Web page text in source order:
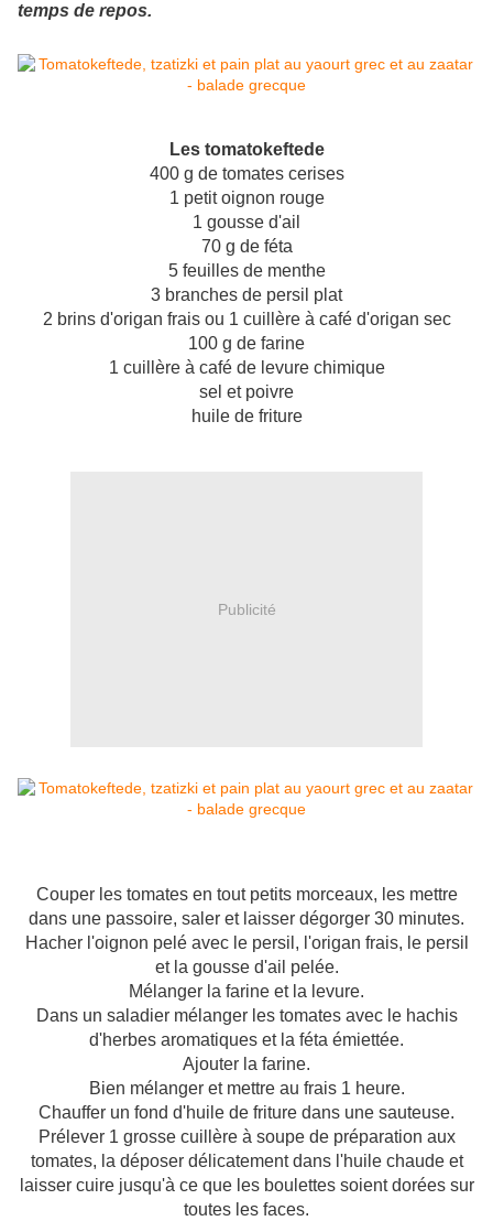
temps de repos.
Les tomatokeftede
400 g de tomates cerises
1 petit oignon rouge
1 gousse d'ail
70 g de féta
5 feuilles de menthe
3 branches de persil plat
2 brins d'origan frais ou 1 cuillère à café d'origan sec
100 g de farine
1 cuillère à café de levure chimique
sel et poivre
huile de friture
Publicité
Couper les tomates en tout petits morceaux, les mettre
dans une passoire, saler et laisser dégorger 30 minutes.
Hacher l'oignon pelé avec le persil, l'origan frais, le persil
et la gousse d'ail pelée.
Mélanger la farine et la levure.
Dans un saladier mélanger les tomates avec le hachis
d'herbes aromatiques et la féta émiettée.
Ajouter la farine.
Bien mélanger et mettre au frais 1 heure.
Chauffer un fond d'huile de friture dans une sauteuse.
Prélever 1 grosse cuillère à soupe de préparation aux
tomates, la déposer délicatement dans l'huile chaude et
laisser cuire jusqu'à ce que les boulettes soient dorées sur
toutes les faces.